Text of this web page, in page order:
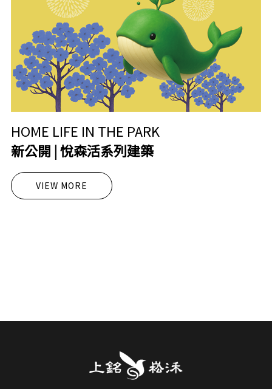
HOME LIFE IN THE PARK
新公開 | 悅森活系列建築
VIEW MORE